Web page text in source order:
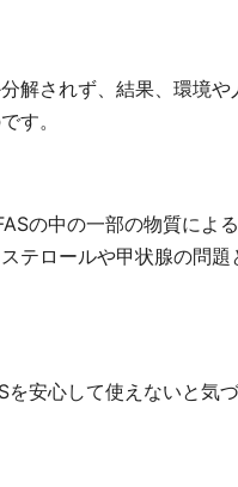
解されず、結果、環境
す。
の中の一部の物質によ
テロールや甲状腺の問
を安心して使えないと気